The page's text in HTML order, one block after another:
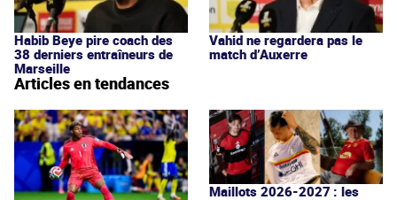
Habib Beye pire coach des
38 derniers entraîneurs de
Marseille
Vahid ne regardera pas le
match d’Auxerre
Articles en tendances
Maillots 2026-2027 : les